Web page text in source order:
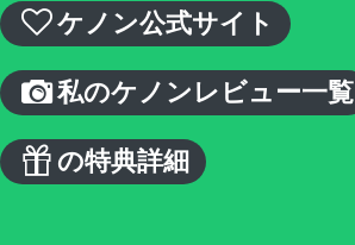
ケノン公式サイト
私のケノンレビュー一覧
の特典詳細